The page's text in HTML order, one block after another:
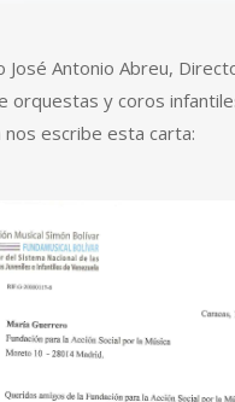
José Antonio Abreu,
orquestas y coros
nos escribe esta carta: